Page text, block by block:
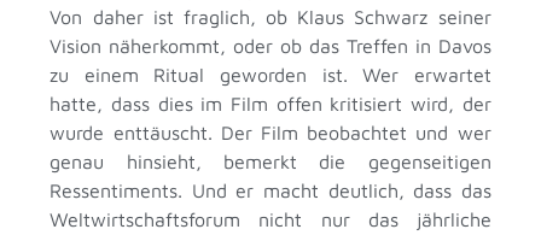
Von daher ist fraglich, ob Klaus Schwarz seiner
Vision näherkommt, oder ob das Treffen in Davos
zu einem Ritual geworden ist. Wer erwartet
hatte, dass dies im Film offen kritisiert wird, der
wurde enttäuscht. Der Film beobachtet und wer
genau hinsieht, bemerkt die gegenseitigen
Ressentiments. Und er macht deutlich, dass das
Weltwirtschaftsforum nicht nur das jährliche